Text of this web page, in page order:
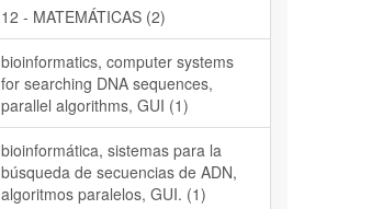
12 - MATEMÁTICAS (2)
bioinformatics, computer systems
for searching DNA sequences,
parallel algorithms, GUI (1)
bioinformática, sistemas para la
búsqueda de secuencias de ADN,
algoritmos paralelos, GUI. (1)